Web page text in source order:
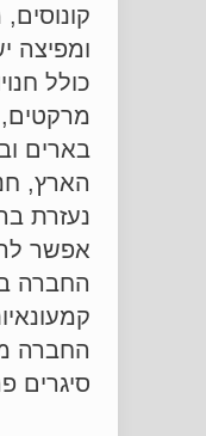
קונוסים,
ומפיצה
כולל
מרקטים,
בארים
הארץ,
נעזרת
אפשר
סיגרים